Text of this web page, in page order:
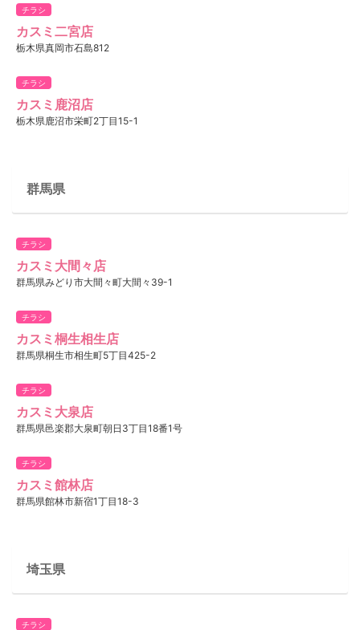
チラシ
カスミ二宮店
栃木県真岡市石島812
チラシ
カスミ鹿沼店
栃木県鹿沼市栄町2丁目15-1
群馬県
チラシ
カスミ大間々店
群馬県みどり市大間々町大間々39-1
チラシ
カスミ桐生相生店
群馬県桐生市相生町5丁目425-2
チラシ
カスミ大泉店
群馬県邑楽郡大泉町朝日3丁目18番1号
チラシ
カスミ館林店
群馬県館林市新宿1丁目18-3
埼玉県
チラシ